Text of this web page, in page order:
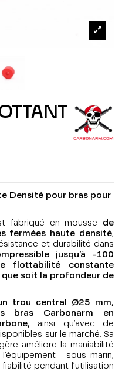
Densité pour bras pour
fabriqué en mousse de
fermées haute densité,
et durabilité dans
jusqu’à -100
flottabilité constante
que soit la profondeur de
trou central Ø25 mm,
bras Carbonarm en
ainsi qu’avec de
sur le marché. Sa
améliore la maniabilité
sous-marin,
pendant l’utilisation